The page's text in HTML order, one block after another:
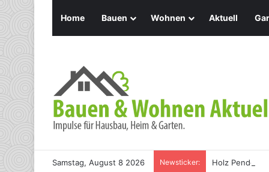
Home Bauen Wohnen Aktuell
Samstag, August 8 2026 Newsticker: Holz